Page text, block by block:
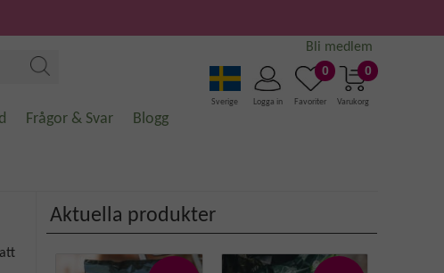
0
Varukorg
0
Favoriter
Logga in
Sverige
Bli medlem
Frågor & Svar Blogg
Aktuella produkter